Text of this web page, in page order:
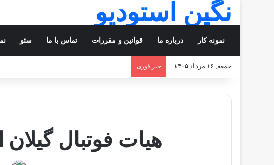
نگین استودیو
نمونه کار درباره ما قوانین و مقررات تماس با ما سئو
جمعه, ۱۶ مرداد ۱۴۰۵ خبر فوری
هیات فوتبال